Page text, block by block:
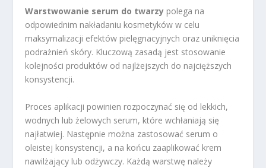
Warstwowanie serum do twarzy polega na
odpowiednim nakładaniu kosmetyków w celu
maksymalizacji efektów pielęgnacyjnych oraz uniknięcia
podrażnień skóry. Kluczową zasadą jest stosowanie
kolejności produktów od najlżejszych do najcięższych
konsystencji.
Proces aplikacji powinien rozpoczynać się od lekkich,
wodnych lub żelowych serum, które wchłaniają się
najłatwiej. Następnie można zastosować serum o
oleistej konsystencji, a na końcu zaaplikować krem
nawilżający lub odżywczy. Każdą warstwę należy